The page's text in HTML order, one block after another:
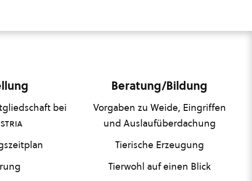
bei
Beratung/Bildung
Vorgaben zu Weide, Eingriffen
und Auslaufüberdachung
Tierische Erzeugung
Tierwohl auf einen Blick